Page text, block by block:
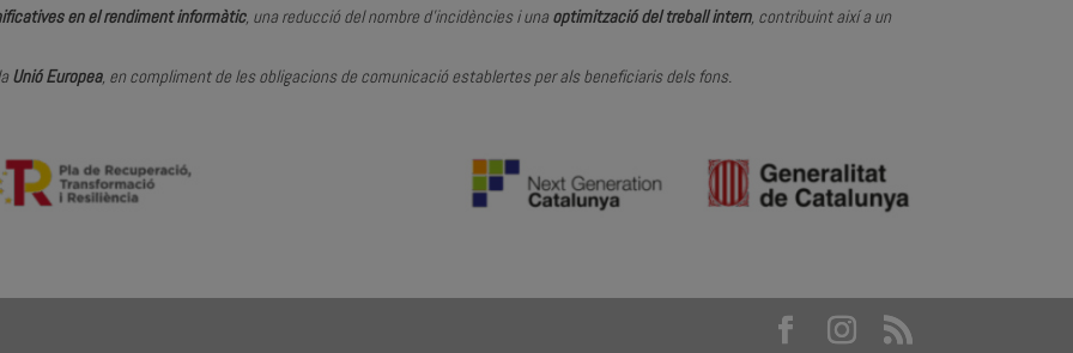
en el rendiment informàtic, una reducció del nombre d’incidències i una optimització del treball intern, contribuint així a un
Unió Europea, en compliment de les obligacions de comunicació establertes per als beneficiaris dels fons.